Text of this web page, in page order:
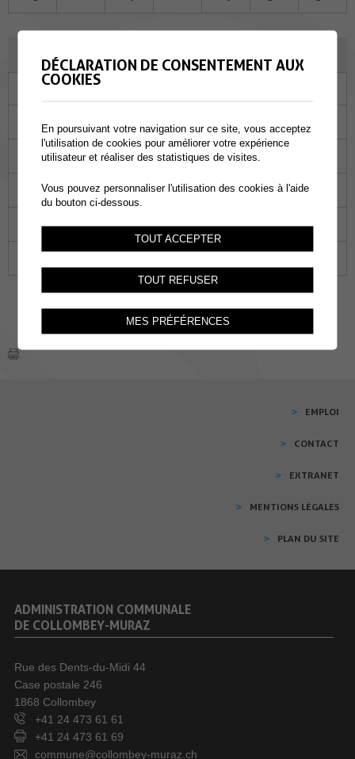
Ma
04 05
09 10 11 12
16 17 18 19 20
23 24 25 26 27
EMPLOI
CONTACT
EXTRANET
MENTIONS LÉGALES
PLAN DU SITE
ADMINISTRATION COMMUNALE
DE COLLOMBEY-MURAZ
Rue des Dents-du-Midi 44
Case postale 246
1868 Collombey
+41 24 473 61 61
+41 24 473 61 69
commune@collombey-muraz.ch
DÉCLARATION DE CONSENTEMENT AUX
COOKIES
En poursuivant votre navigation sur ce site, vous acceptez
l'utilisation de cookies pour améliorer votre expérience
utilisateur et réaliser des statistiques de visites.
Vous pouvez personnaliser l'utilisation des cookies à l'aide
du bouton ci-dessous.
TOUT ACCEPTER
TOUT REFUSER
MES PRÉFÉRENCES